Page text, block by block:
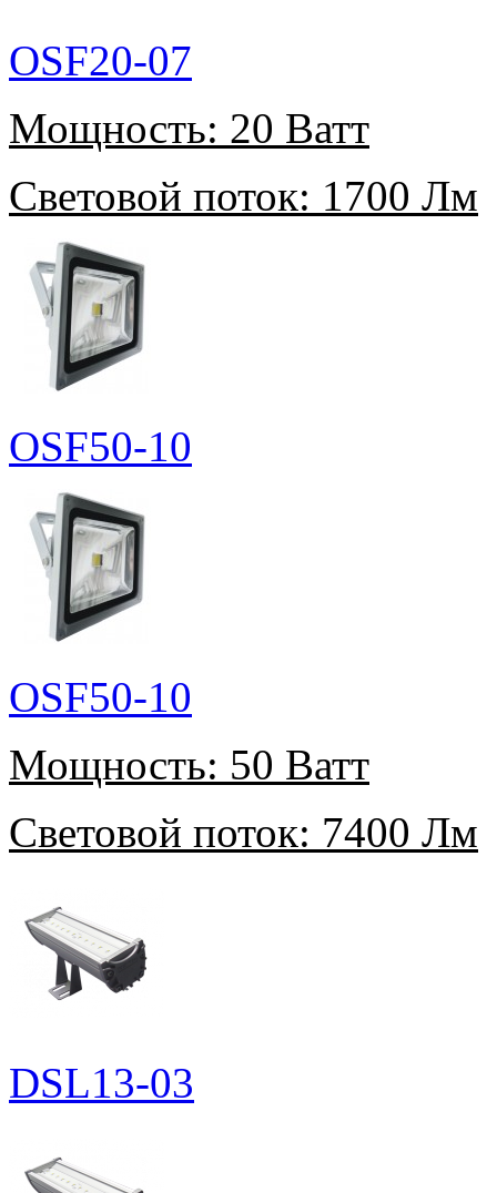
OSF20-07
Мощность: 20 Ватт
Световой поток: 1700 Лм
OSF50-10
OSF50-10
Мощность: 50 Ватт
Световой поток: 7400 Лм
DSL13-03